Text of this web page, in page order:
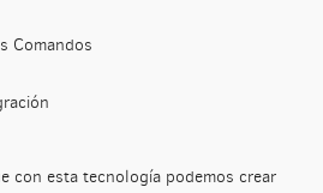
Comandos
con esta tecnología podemos crear